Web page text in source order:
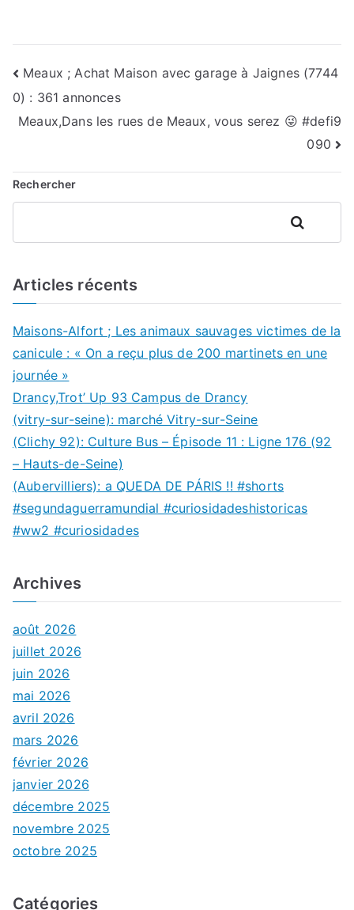
Navigation
de
Meaux ; Achat Maison avec garage à Jaignes (7744
0) : 361 annonces
Meaux,Dans les rues de Meaux, vous serez 😜 #defi9
090
Rechercher
Rechercher
Articles récents
Maisons-Alfort ; Les animaux sauvages victimes de la
canicule : « On a reçu plus de 200 martinets en une
journée »
Drancy,Trot’ Up 93 Campus de Drancy
(vitry-sur-seine): marché Vitry-sur-Seine
(Clichy 92): Culture Bus – Épisode 11 : Ligne 176 (92
– Hauts-de-Seine)
(Aubervilliers): a QUEDA DE PÁRIS !! #shorts
#segundaguerramundial #curiosidadeshistoricas
#ww2 #curiosidades
Archives
août 2026
juillet 2026
juin 2026
mai 2026
avril 2026
mars 2026
février 2026
janvier 2026
décembre 2025
novembre 2025
octobre 2025
Catégories